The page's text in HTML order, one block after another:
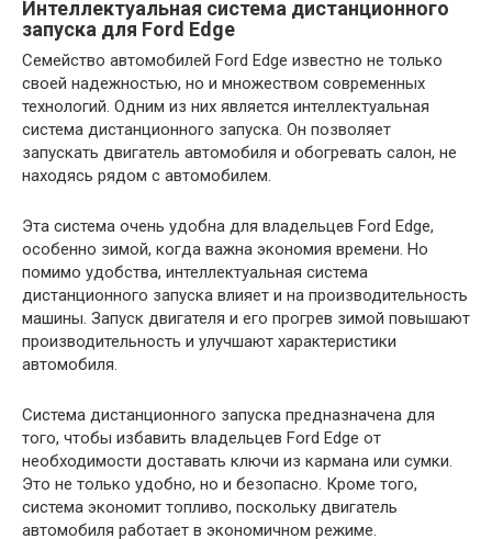
Интеллектуальная система дистанционного
запуска для Ford Edge
Семейство автомобилей Ford Edge известно не только
своей надежностью, но и множеством современных
технологий. Одним из них является интеллектуальная
система дистанционного запуска. Он позволяет
запускать двигатель автомобиля и обогревать салон, не
находясь рядом с автомобилем.
Эта система очень удобна для владельцев Ford Edge,
особенно зимой, когда важна экономия времени. Но
помимо удобства, интеллектуальная система
дистанционного запуска влияет и на производительность
машины. Запуск двигателя и его прогрев зимой повышают
производительность и улучшают характеристики
автомобиля.
Система дистанционного запуска предназначена для
того, чтобы избавить владельцев Ford Edge от
необходимости доставать ключи из кармана или сумки.
Это не только удобно, но и безопасно. Кроме того,
система экономит топливо, поскольку двигатель
автомобиля работает в экономичном режиме.